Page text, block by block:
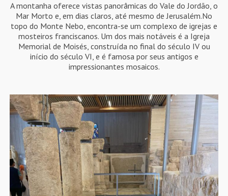
A montanha oferece vistas panorâmicas do Vale do Jordão, o
Mar Morto e, em dias claros, até mesmo de Jerusalém.No
topo do Monte Nebo, encontra-se um complexo de igrejas e
mosteiros franciscanos. Um dos mais notáveis é a Igreja
Memorial de Moisés, construída no final do século IV ou
início do século VI, e é famosa por seus antigos e
impressionantes mosaicos.